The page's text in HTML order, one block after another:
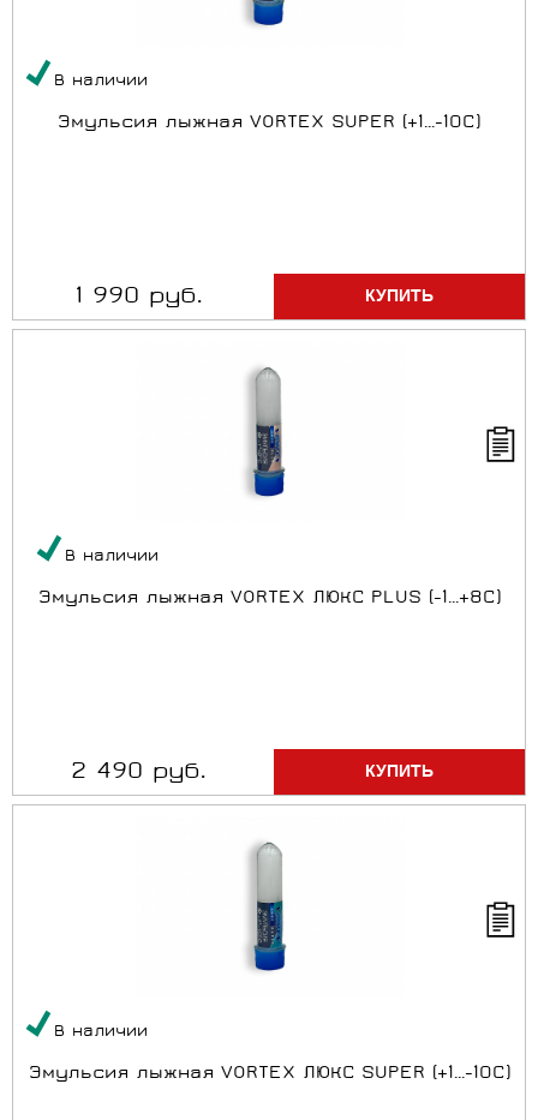
В наличии
Эмульсия лыжная VORTEX SUPER (+1...-10C)
1 990 руб.
В наличии
Эмульсия лыжная VORTEX ЛЮКС PLUS (-1...+8C)
2 490 руб.
В наличии
Эмульсия лыжная VORTEX ЛЮКС SUPER (+1...-10C)